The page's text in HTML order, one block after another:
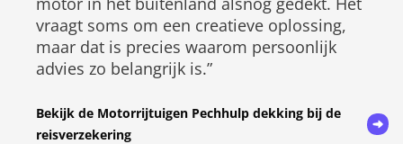
vraagt soms om een creatieve oplossing,
maar dat is precies waarom persoonlijk
advies zo belangrijk is.”
Bekijk de Motorrijtuigen Pechhulp dekking bij de
reisverzekering